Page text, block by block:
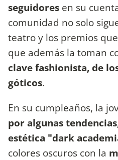
seguidores en su
comunidad no solo
teatro y los premios
que además la toman
clave fashionista, de
góticos.
En su cumpleaños, la
por algunas tendencias
estética "dark
colores oscuros con la